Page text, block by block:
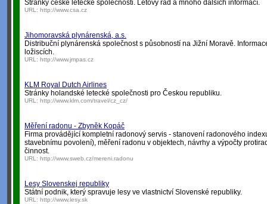
Stránky české letecké společnosti. Letový řád a mnoho dalších informací.
URL: http://www.csa.cz
Jihomoravská plynárenská, a.s.
Distribuční plynárenská společnost s působností na Jižní Moravě.
ložiscích.
URL: http://www.jmpas.cz
KLM Royal Dutch Airlines
Stránky holandské letecké společnosti pro Českou republiku.
URL: http://www.klm.com/travel/cz_cz/
Měření radonu - Zbyněk Kopáč
Firma provádějící kompletní radonový servis - stanovení radonového
stavebnímu povolení), měření radonu v objektech, návrhy a výpočty
činnost.
URL: http://www.sweb.cz/mereni.radonu
Lesy Slovenskej republiky
Státní podnik, který spravuje lesy ve vlastnictví Slovenské republiky.
URL: http://www.lesy.sk